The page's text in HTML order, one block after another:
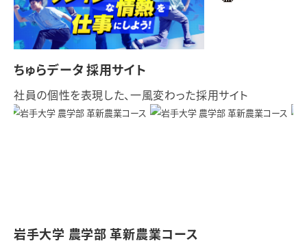
ちゅらデータ 採用サイト
社員の個性を表現した、一風変わった採用サイト
岩手大学 農学部 革新農業コース